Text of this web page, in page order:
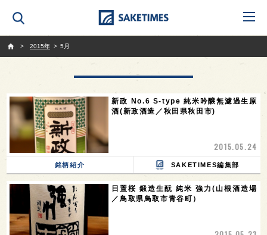
2015年
5月
新政 No.6 S-type 純米吟醸無濾過生原
酒(新政酒造／秋田県秋田市)
2015.05.24
銘柄紹介 SAKETIMES編集部
日置桜 鍛造生酛 純米 強力(山根酒造場
／鳥取県鳥取市青谷町）